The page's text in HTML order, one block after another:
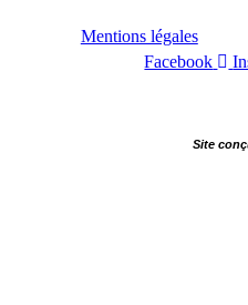
Mentions légales
Facebook
Site